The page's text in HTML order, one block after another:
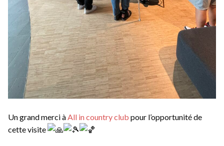
Un grand merci àAll in country club pour l’opportunité de
cette visite